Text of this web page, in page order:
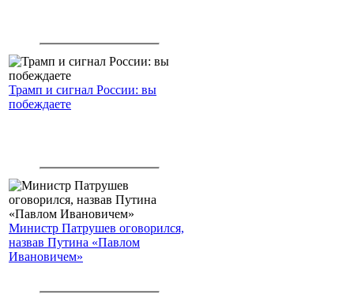
Трамп и сигнал России: вы
побеждаете
Министр Патрушев оговорился,
назвав Путина «Павлом
Ивановичем»